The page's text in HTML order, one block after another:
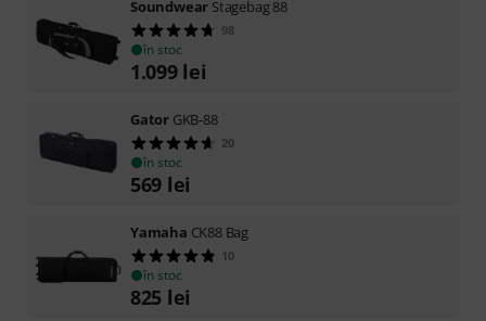
Soundwear Stagebag 88
98
în stoc
1.099 lei
Gator GKB-88
20
în stoc
569 lei
Yamaha CK88 Bag
10
în stoc
825 lei